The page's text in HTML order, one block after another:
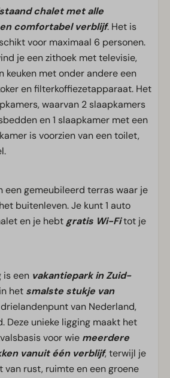
chalet met alle
comfortabel verblijf. Het is
voor maximaal 6 personen.
je een zithoek met televisie,
keuken met onder andere een
en filterkoffiezetapparaat. Het
waarvan 2 slaapkamers
en 1 slaapkamer met een
is voorzien van een toilet,
een gemeubileerd terras waar je
buitenleven. Je kunt 1 auto
en je hebt gratis Wi-Fitot je
is een vakantiepark in Zuid-
het smalste stukje van
van Nederland,
Deze unieke ligging maakt het
voor wie meerdere
vanuit één verblijf, terwijl je
rust, ruimte en een groene